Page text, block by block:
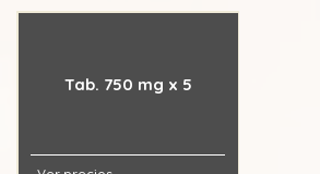
Tab. 750 mg x 5